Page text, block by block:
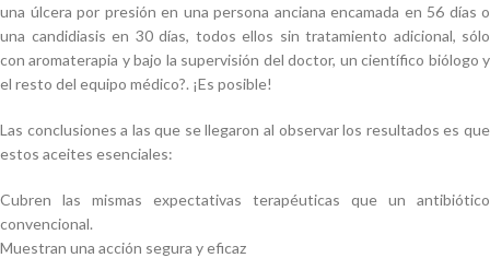
una úlcera por presión en una persona anciana encamada en 56 días o
una candidiasis en 30 días, todos ellos sin tratamiento adicional, sólo
con aromaterapia y bajo la supervisión del doctor, un científico biólogo y
el resto del equipo médico?. ¡Es posible!
Las conclusiones a las que se llegaron al observar los resultados es que
estos aceites esenciales:
Cubren las mismas expectativas terapéuticas que un antibiótico
convencional.
Muestran una acción segura y eficaz